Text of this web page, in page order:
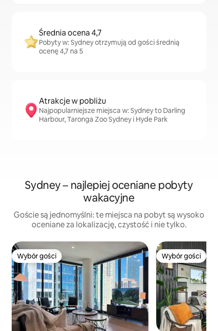
Średnia ocena 4,7
Pobyty w: Sydney otrzymują od gości średnią
ocenę 4,7 na 5
Atrakcje w pobliżu
Najpopularniejsze miejsca w: Sydney to Darling
Harbour, Taronga Zoo Sydney i Hyde Park
Sydney – najlepiej oceniane pobyty
wakacyjne
Goście są jednomyślni: te miejsca na pobyt są wysoko
oceniane za lokalizację, czystość i nie tylko.
Wybór gości
Wybór gości Wybór gości
Wybór gości